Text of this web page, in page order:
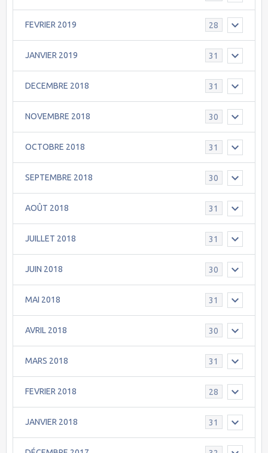
FEVRIER 2019 28
JANVIER 2019 31
DECEMBRE 2018 31
NOVEMBRE 2018 30
OCTOBRE 2018 31
SEPTEMBRE 2018 30
AOÛT 2018 31
JUILLET 2018 31
JUIN 2018 30
MAI 2018 31
AVRIL 2018 30
MARS 2018 31
FEVRIER 2018 28
JANVIER 2018 31